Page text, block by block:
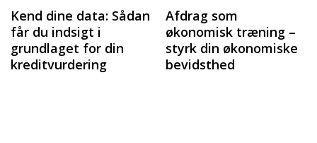
Kend dine data: Sådan
får du indsigt i
grundlaget for din
kreditvurdering
Afdrag som
økonomisk træning –
styrk din økonomiske
bevidsthed